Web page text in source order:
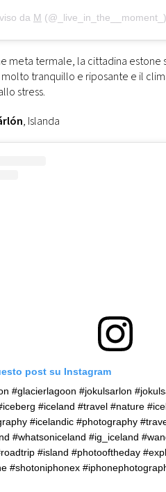
da M
meta termale, la cittadina estone
tranquillo e riposante e il
stress.
, Islanda
post su Instagram
#glacierlagoon #jokulsarlon
#iceland #travel #nature
#icelandic #photography
#whatsoniceland #ig_iceland
#island #photooftheday
#shotoniphonex